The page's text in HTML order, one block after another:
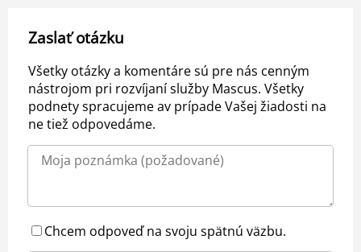
Zaslať otázku
Všetky otázky a komentáre sú pre nás cenným
nástrojom pri rozvíjaní služby Mascus. Všetky
podnety spracujeme av prípade Vašej žiadosti na
ne tiež odpovedáme.
Chcem odpoveď na svoju spätnú väzbu.